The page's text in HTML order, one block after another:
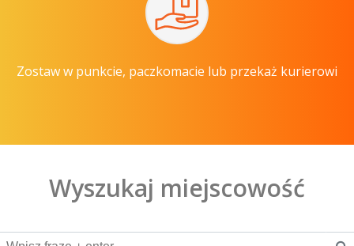
Zostaw w punkcie, paczkomacie lub przekaż kurierowi
Wyszukaj miejscowość